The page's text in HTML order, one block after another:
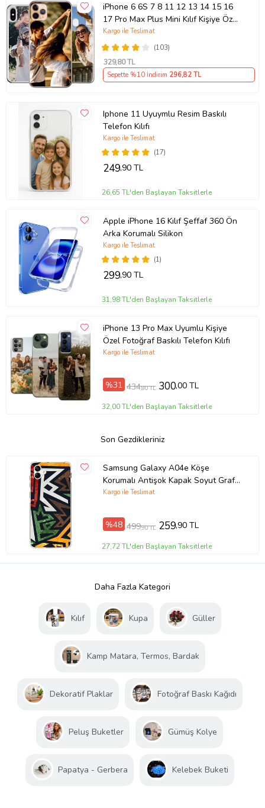
iPhone 6 6S 7 8 11 12 13 14 15 16
17 Pro Max Plus Mini Kılıf Kişiye Özel
Resimli Fotoğraflı Silikon
(103)
Kargo ile Teslimat
329,80 TL
Sepette %10 İndirim 296,82 TL
Iphone 11 Uyuymlu Resim Baskılı
Telefon Kılıfı
(17)
Kargo ile Teslimat
249,90 TL
26,65 TL'den Başlayan Taksitlerle
Apple iPhone 16 Kılıf Şeffaf 360 Ön
Arka Korumalı Silikon
(1)
Kargo ile Teslimat
299,90 TL
31,98 TL'den Başlayan Taksitlerle
iPhone 13 Pro Max Uyumlu Kişiye
Özel Fotoğraf Baskılı Telefon Kılıfı
Kargo ile Teslimat
%31 434,80 TL 300,00 TL
32,00 TL'den Başlayan Taksitlerle
Son Gezdikleriniz
Samsung Galaxy A04e Köşe
Korumalı Antişok Kapak Soyut Grafiti
Tasarımlı Şeffaf Kılıf
Kargo ile Teslimat
%48 499,90 TL 259,90 TL
27,72 TL'den Başlayan Taksitlerle
Daha Fazla Kategori
Kılıf Kupa Güller
Kamp Matara, Termos, Bardak
Dekoratif Plaklar Fotoğraf Baskı Kağıdı
Peluş Buketler Gümüş Kolye
Papatya - Gerbera Kelebek Buketi